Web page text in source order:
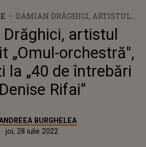
DAMIAN DRĂGHICI, ARTISTUL
SUPRANUMIT „OMUL-
ORCHESTRĂ", VINE ASTĂZI LA
„40 DE ÎNTREBĂRI CU DENISE
RIFAI”
artistul
„Omul-orchestră",
la „40 de întrebări
Rifai”
BURGHELEA
Actualizat:
joi, 28 iulie 2022